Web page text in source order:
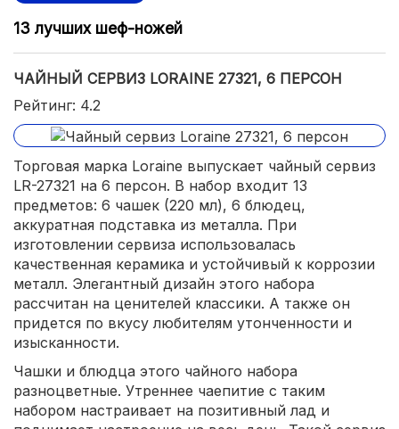
13 лучших шеф-ножей
ЧАЙНЫЙ СЕРВИЗ LORAINE 27321, 6 ПЕРСОН
Рейтинг: 4.2
Торговая марка Loraine выпускает чайный сервиз
LR-27321 на 6 персон. В набор входит 13
предметов: 6 чашек (220 мл), 6 блюдец,
аккуратная подставка из металла. При
изготовлении сервиза использовалась
качественная керамика и устойчивый к коррозии
металл. Элегантный дизайн этого набора
рассчитан на ценителей классики. А также он
придется по вкусу любителям утонченности и
изысканности.
Чашки и блюдца этого чайного набора
разноцветные. Утреннее чаепитие с таким
набором настраивает на позитивный лад и